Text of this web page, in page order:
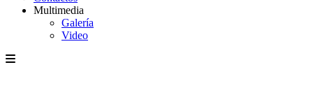
Multimedia
Galería
Video